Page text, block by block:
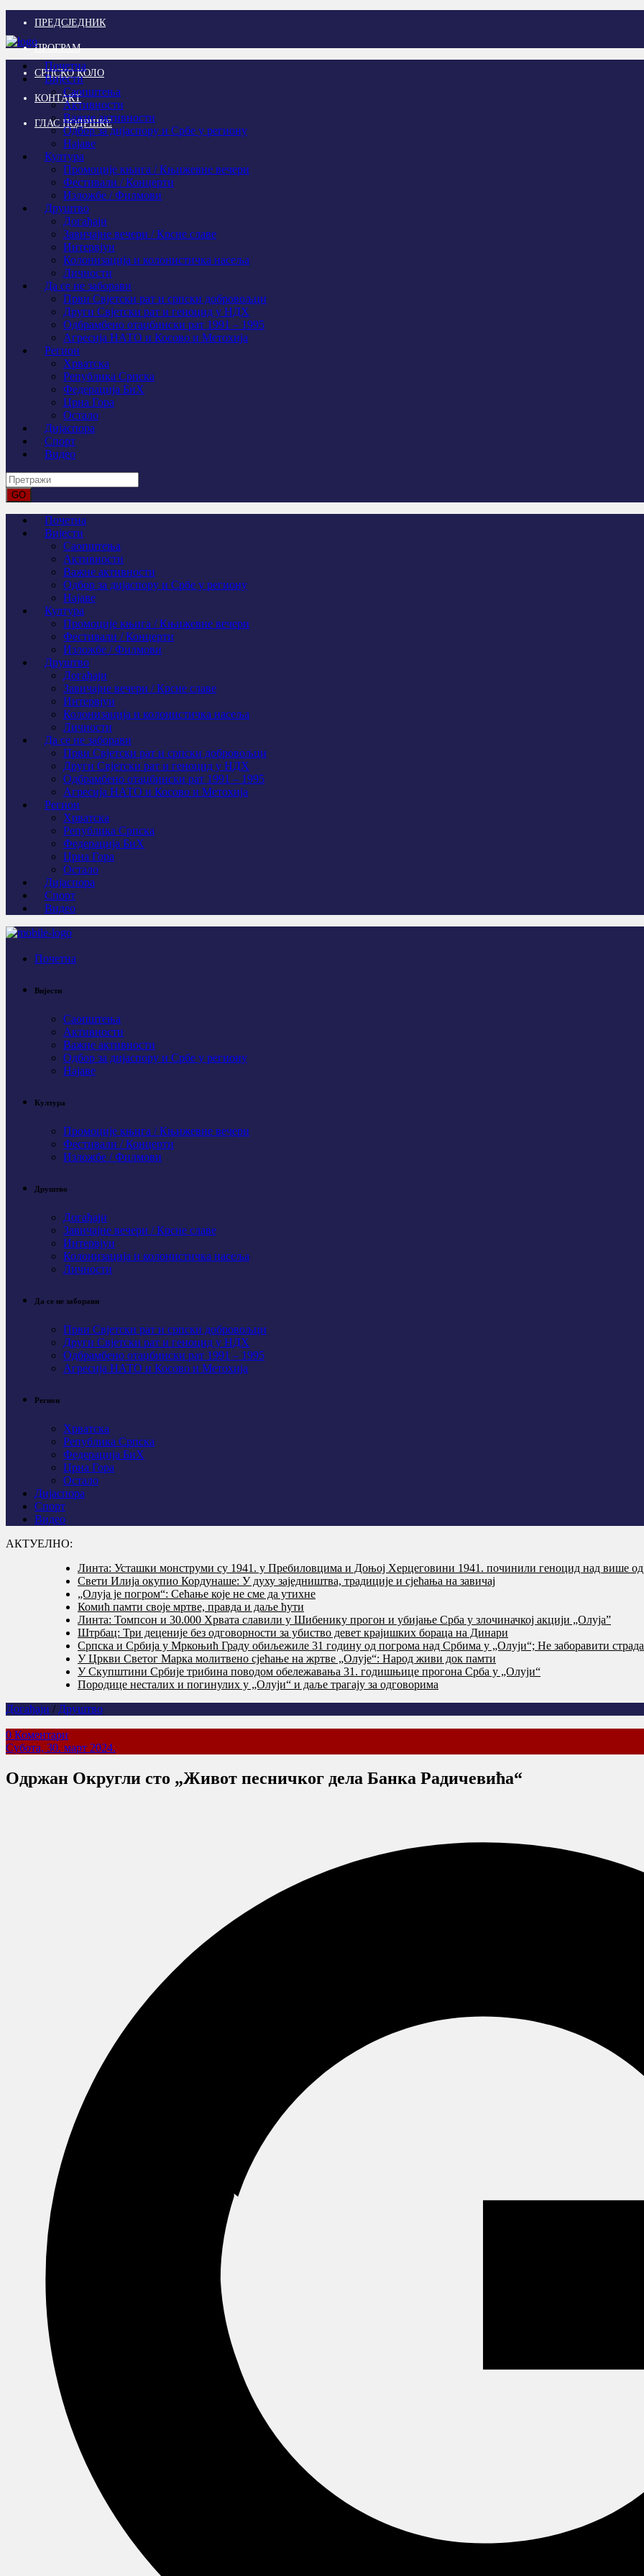
ПРЕДСЈЕДНИК
ПРОГРАМ
СРПСКО КОЛО
КОНТАКТ
ГЛАС ПОДРШКЕ
Почетна
Вијести
Саопштења
Активности
Важне активности
Одбор за дијаспору и Србе у региону
Најаве
Култура
Промоције књига / Књижевне вечери
Фестивали / Концерти
Изложбе / Филмови
Друштво
Догађаји
Завичајне вечери / Крсне славе
Интервјуи
Колонизација и колонистичка насеља
Личности
Да се не заборави
Први Свјeтски рат и српски добровољци
Други Свјетски рат и геноцид у НДХ
Одбрамбено отаџбински рат 1991 – 1995
Агресија НАТО и Косово и Метохија
Регион
Хрватска
Република Српска
Федерација БиХ
Црна Гора
Остало
Дијаспора
Спорт
Видео
Почетна
Вијести
Саопштења
Активности
Важне активности
Одбор за дијаспору и Србе у региону
Најаве
Култура
Промоције књига / Књижевне вечери
Фестивали / Концерти
Изложбе / Филмови
Друштво
Догађаји
Завичајне вечери / Крсне славе
Интервјуи
Колонизација и колонистичка насеља
Личности
Да се не заборави
Први Свјeтски рат и српски добровољци
Други Свјетски рат и геноцид у НДХ
Одбрамбено отаџбински рат 1991 – 1995
Агресија НАТО и Косово и Метохија
Регион
Хрватска
Република Српска
Федерација БиХ
Црна Гора
Остало
Дијаспора
Спорт
Видео
Почетна
Вијести
Саопштења
Активности
Важне активности
Одбор за дијаспору и Србе у региону
Најаве
Култура
Промоције књига / Књижевне вечери
Фестивали / Концерти
Изложбе / Филмови
Друштво
Догађаји
Завичајне вечери / Крсне славе
Интервјуи
Колонизација и колонистичка насеља
Личности
Да се не заборави
Први Свјeтски рат и српски добровољци
Други Свјетски рат и геноцид у НДХ
Одбрамбено отаџбински рат 1991 – 1995
Агресија НАТО и Косово и Метохија
Регион
Хрватска
Република Српска
Федерација БиХ
Црна Гора
Остало
Дијаспора
Спорт
Видео
АКТУЕЛНО:
Линта: Усташки монструми су 1941. у Пребиловцима и Доњој Херцеговини 1941. починили геноцид над више
Свети Илија окупио Кордунаше: У духу заједништва, традиције и сјећања на завичај
„Олуја је погром“: Сећање које не сме да утихне
Комић памти своје мртве, правда и даље ћути
Линта: Томпсон и 30.000 Хрвата славили у Шибенику прогон и убијање Срба у злочиначкој акцији „Олуја”
Штрбац: Три деценије без одговорности за убиство девет крајишких бораца на Динари
Српска и Србија у Мркоњић Граду обиљежиле 31 годину од погрома над Србима у „Олуји“; Не заборавити
У Цркви Светог Марка молитвено сјећање на жртве „Олује“: Народ живи док памти
У Скупштини Србије трибина поводом обележавања 31. годишњице прогона Срба у „Олуји“
Породице несталих и погинулих у „Олуји“ и даље трагају за одговорима
Догађаји / Друштво
0 Коментари
Субота, 30. март 2024.
Одржан Округли сто „Живот песничког дела Банка Радичевића“